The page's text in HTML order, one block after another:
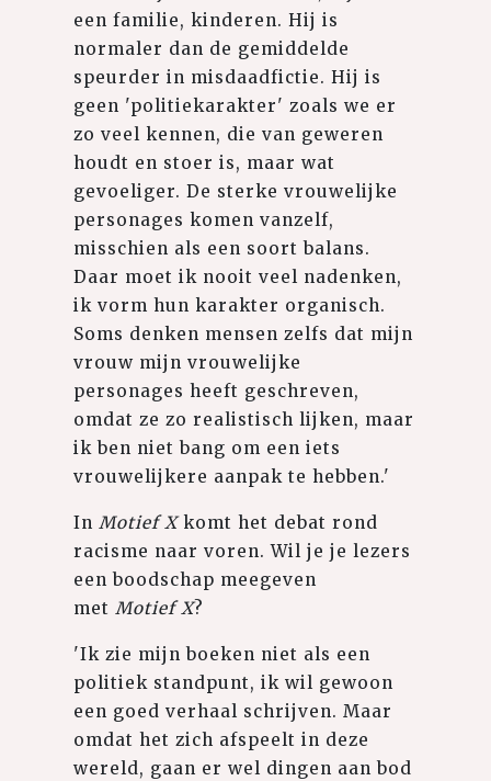
een familie, kinderen. Hij is
normaler dan de gemiddelde
speurder in misdaadfictie. Hij is
geen 'politiekarakter' zoals we er
zo veel kennen, die van geweren
houdt en stoer is, maar wat
gevoeliger. De sterke vrouwelijke
personages komen vanzelf,
misschien als een soort balans.
Daar moet ik nooit veel nadenken,
ik vorm hun karakter organisch.
Soms denken mensen zelfs dat mijn
vrouw mijn vrouwelijke
personages heeft geschreven,
omdat ze zo realistisch lijken, maar
ik ben niet bang om een iets
vrouwelijkere aanpak te hebben.'
In Motief Xkomt het debat rond
racisme naar voren. Wil je je lezers
een boodschap meegeven
met Motief X?
'Ik zie mijn boeken niet als een
politiek standpunt, ik wil gewoon
een goed verhaal schrijven. Maar
omdat het zich afspeelt in deze
wereld, gaan er wel dingen aan bod